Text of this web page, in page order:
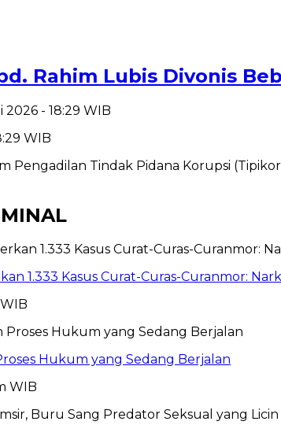
Rahim Lubis Divonis
2026 - 18:29 WIB
WIB
Pengadilan Tindak Pidana Korupsi
1.333 Kasus Curat-Curas-Curanmor:
Hukum yang Sedang Berjalan
WIB